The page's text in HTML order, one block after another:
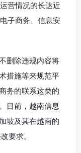
营情况的长达近
子商务、信息安
删除违规内容将
措施等来规范平
务的联系这类的
目前，越南信息
坡及其在越南的
要求。